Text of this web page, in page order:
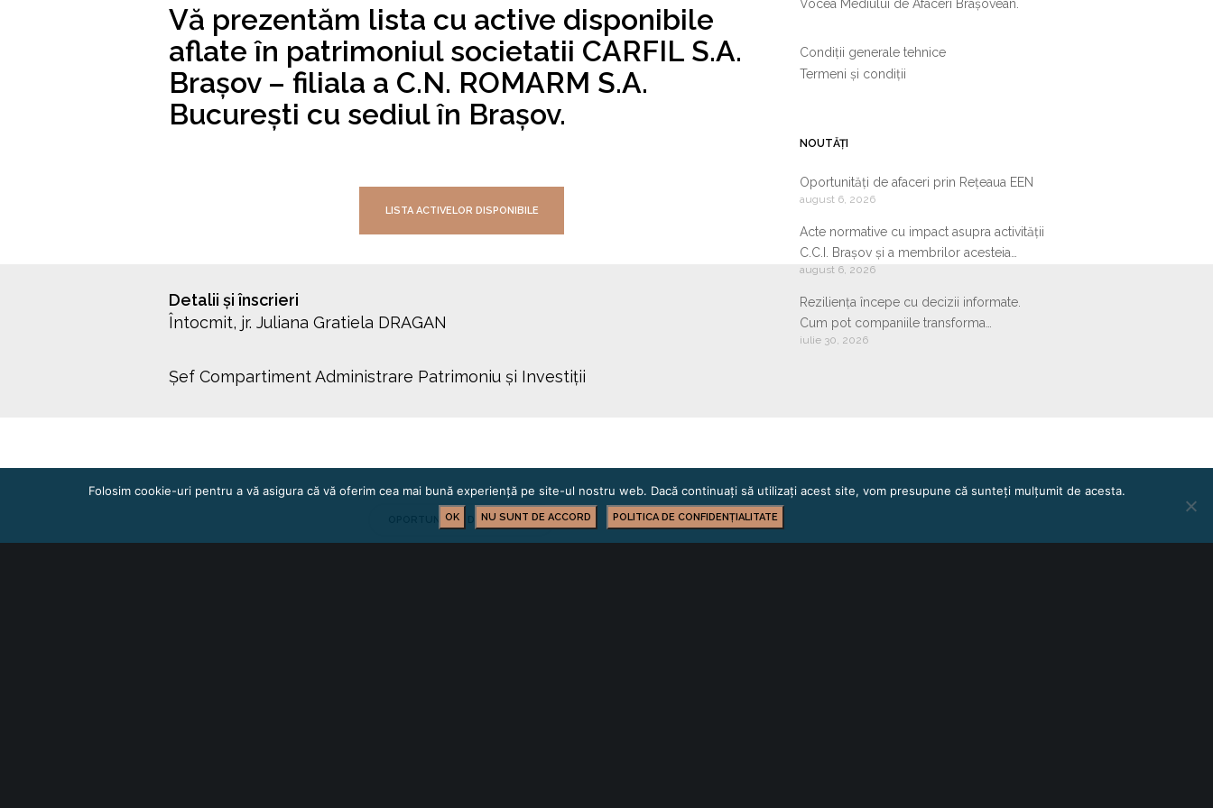
Vă prezentăm lista cu active disponibile
aflate în patrimoniul societatii CARFIL S.A.
Brașov – filiala a C.N. ROMARM S.A.
București cu sediul în Brașov.
LISTA ACTIVELOR DISPONIBILE
Detalii și înscrieri
Întocmit, jr. Juliana Gratiela DRAGAN
Șef Compartiment Administrare Patrimoniu și Investiții
OPORTUNITĂȚI DE INVESTIȚII
Vocea Mediului de Afaceri Brașovean.
Condiții generale tehnice
Termeni și condiții
NOUTĂȚI
Oportunități de afaceri prin Rețeaua EEN
august 6, 2026
Acte normative cu impact asupra activității
C.C.I. Brașov și a membrilor acesteia
29.07.2026-05.08.2026
august 6, 2026
Reziliența începe cu decizii informate.
Cum pot companiile transforma
informația de business într-un avantaj
iulie 30, 2026
Folosim cookie-uri pentru a vă asigura că vă oferim cea mai bună experiență pe site-ul nostru web. Dacă continuați să utilizați acest site, vom presupune că sunteți mulțumit de acesta.
OK NU SUNT DE ACCORD POLITICA DE CONFIDENȚIALITATE